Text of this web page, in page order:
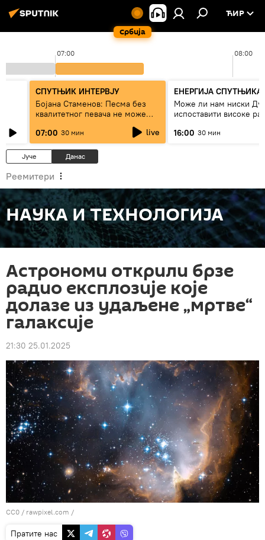
Србија
ЋИР
07:00 08:00
СПУТЊИК ИНТЕРВЈУ
Бојана Стаменов: Песма без
квалитетног певача не може
07:00 30 мин live
ЕНЕРГИЈА СПУТЊИКА
Може ли нам ниски
испоставити високе
16:00 30 мин
Јуче Данас
Реемитери
НАУКА И ТЕХНОЛОГИЈА
Астрономи открили брзе
радио експлозије које
долазе из удаљене „мртве“
галаксије
21:30 25.01.2025
CC0 / rawpixel.com /
Пратите нас